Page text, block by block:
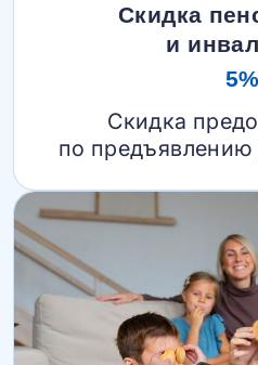
Скидка
и
5%
Скидка
по предъявлению